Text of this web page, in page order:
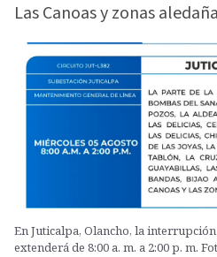
Las Canoas y zonas
En Juticalpa, Olancho, la
extenderá de 8:00 a. m. a 2:00 p. m.